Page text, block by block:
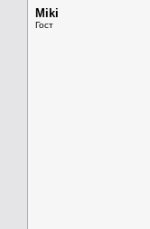
Miki
Гост